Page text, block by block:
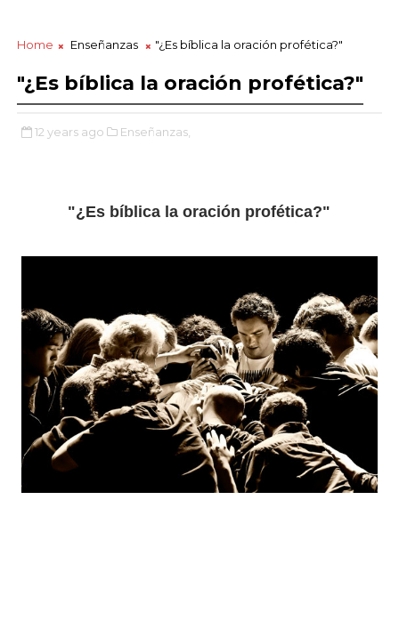
Home Enseñanzas "¿Es bíblica la oración profética?"
"¿Es bíblica la oración profética?"
12 years ago Enseñanzas,
"¿Es bíblica la oración profética?"